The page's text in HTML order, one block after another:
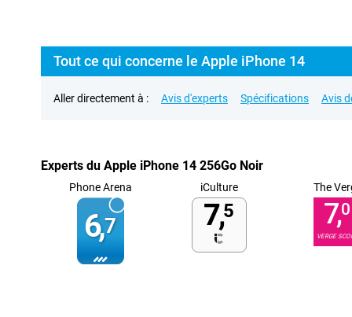
Tout ce qui concerne le Apple iPhone 14
Aller directement à : Avis d'experts Spécifications Avis
Experts du Apple iPhone 14 256Go Noir
Phone Arena
6,7
iCulture
7,5
The
7,0
VERGE